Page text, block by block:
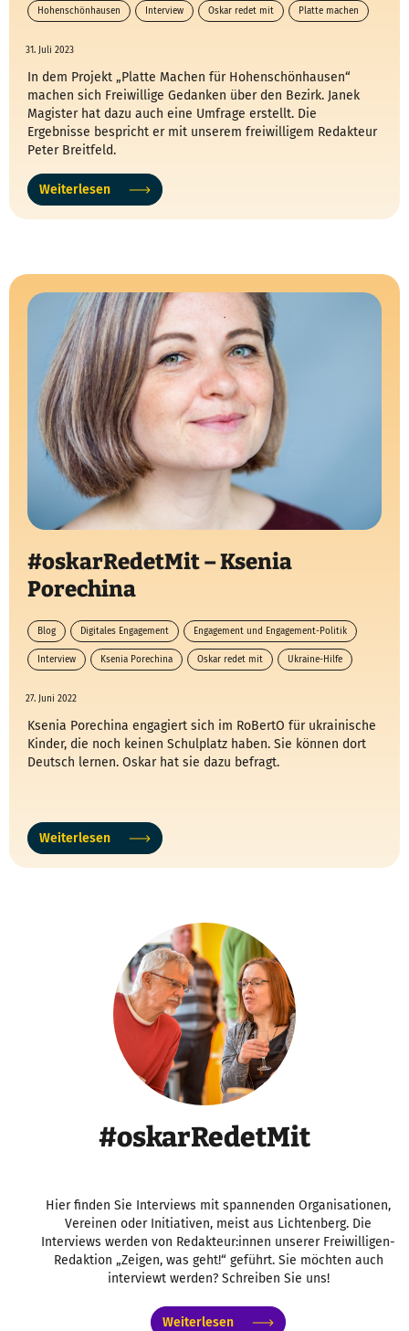
Hohenschönhausen Interview Oskar redet mit Platte machen
31. Juli 2023
In dem Projekt „Platte Machen für Hohenschönhausen“
machen sich Freiwillige Gedanken über den Bezirk. Janek
Magister hat dazu auch eine Umfrage erstellt. Die
Ergebnisse bespricht er mit unserem freiwilligem Redakteur
Peter Breitfeld.
Weiterlesen
#oskarRedetMit – Ksenia
Porechina
Blog Digitales Engagement Engagement und Engagement-Politik
Interview Ksenia Porechina Oskar redet mit Ukraine-Hilfe
27. Juni 2022
Ksenia Porechina engagiert sich im RoBertO für ukrainische
Kinder, die noch keinen Schulplatz haben. Sie können dort
Deutsch lernen. Oskar hat sie dazu befragt.
Weiterlesen
#oskarRedetMit
Hier finden Sie Interviews mit spannenden Organisationen,
Vereinen oder Initiativen, meist aus Lichtenberg. Die
Interviews werden von Redakteur:innen unserer Freiwilligen-
Redaktion „Zeigen, was geht!“ geführt. Sie möchten auch
interviewt werden? Schreiben Sie uns!
Weiterlesen